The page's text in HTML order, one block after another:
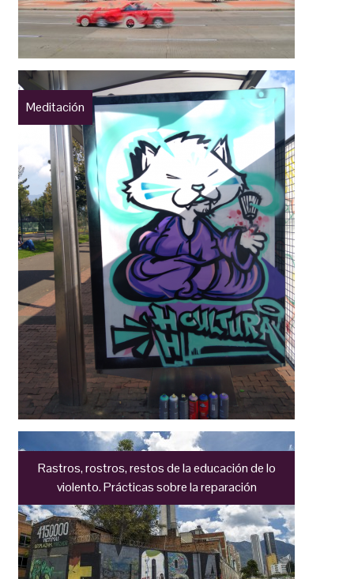
Meditación
Rastros, rostros, restos de la educación de lo
violento. Prácticas sobre la reparación